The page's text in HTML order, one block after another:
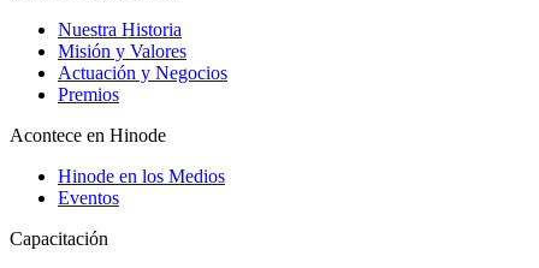
Nuestra Historia
Misión y Valores
Actuación y Negocios
Premios
Acontece en Hinode
Hinode en los Medios
Eventos
Capacitación